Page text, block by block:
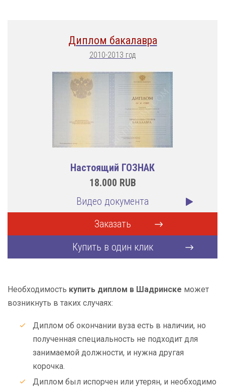
Диплом бакалавра
2010-2013 год
Настоящий ГОЗНАК
18.000 RUB
Видео документа
Заказать
Купить в один клик
Необходимость купить диплом в Шадринске может
возникнуть в таких случаях:
Диплом об окончании вуза есть в наличии, но
полученная специальность не подходит для
занимаемой должности, и нужна другая
корочка.
Диплом был испорчен или утерян, и необходимо